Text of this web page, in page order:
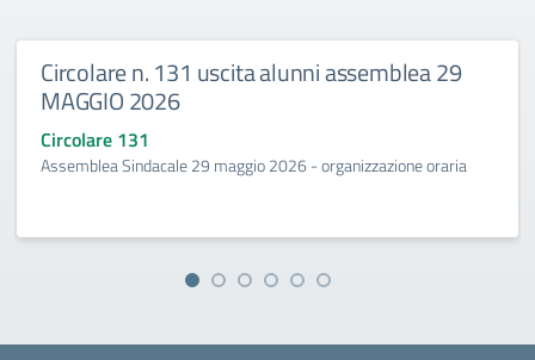
Circolare n. 131 uscita alunni assemblea 29
MAGGIO 2026
Circolare 131
Assemblea Sindacale 29 maggio 2026 - organizzazione oraria